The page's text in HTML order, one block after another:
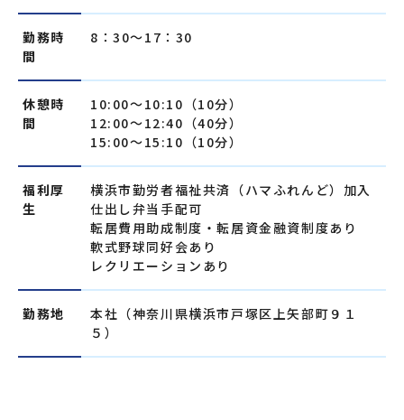
勤務時
間
8：30～17：30
休憩時
間
10:00～10:10（10分）
12:00～12:40（40分）
15:00～15:10（10分）
福利厚
生
横浜市勤労者福祉共済（ハマふれんど）加入
仕出し弁当手配可
転居費用助成制度・転居資金融資制度あり
軟式野球同好会あり
レクリエーションあり
勤務地
本社（神奈川県横浜市戸塚区上矢部町９１
５）